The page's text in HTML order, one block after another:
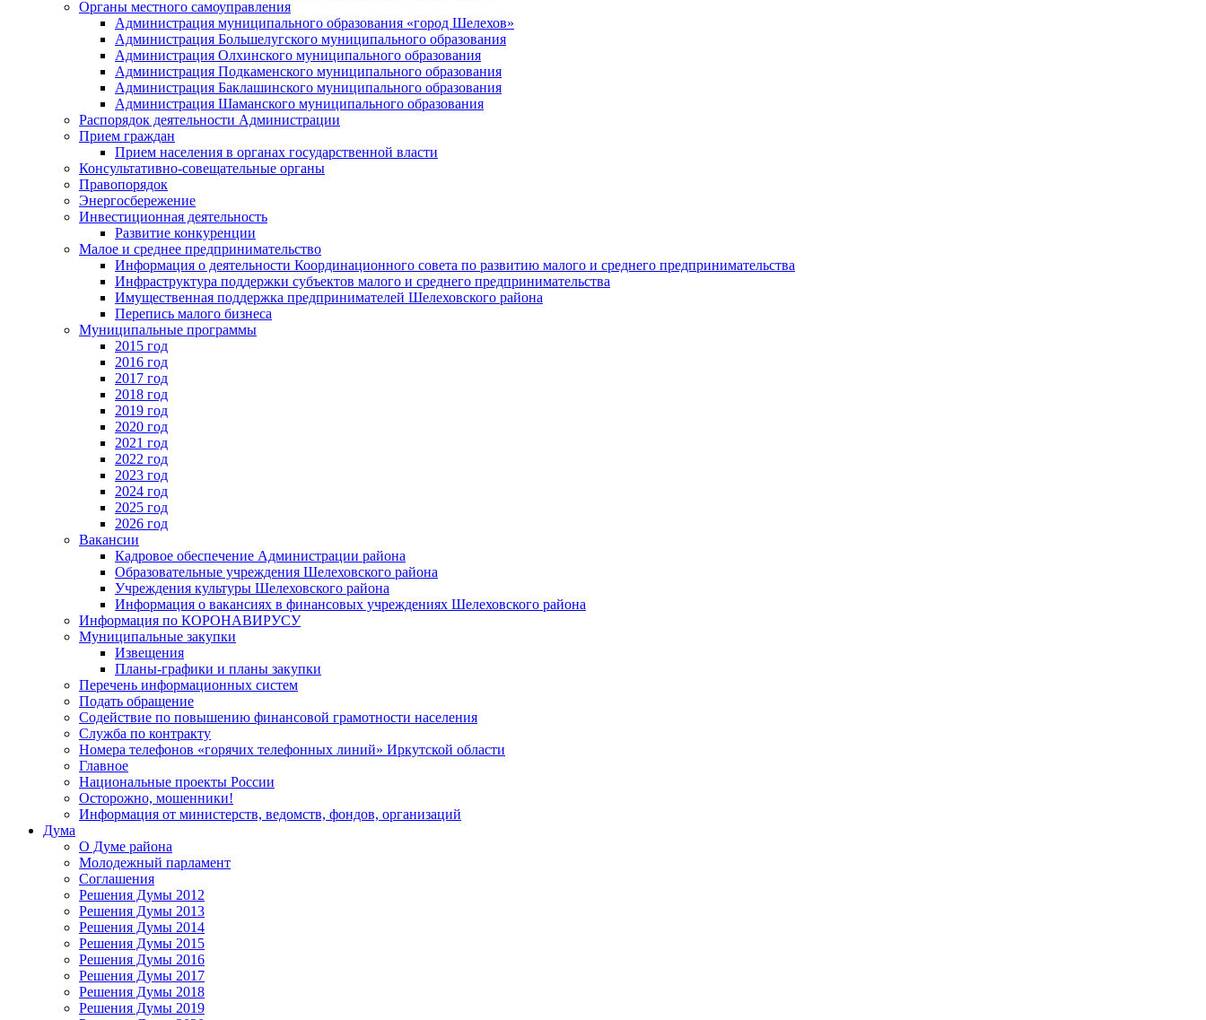
Органы местного самоуправления
Администрация муниципального образования «город Шелехов»
Администрация Большелугского муниципального образования
Администрация Олхинского муниципального образования
Администрация Подкаменского муниципального образования
Администрация Баклашинского муниципального образования
Администрация Шаманского муниципального образования
Распорядок деятельности Администрации
Прием граждан
Прием населения в органах государственной власти
Консультативно-совещательные органы
Правопорядок
Энергосбережение
Инвестиционная деятельность
Развитие конкуренции
Малое и среднее предпринимательство
Информация о деятельности Координационного совета по развитию малого и среднего предпринимательства
Инфраструктура поддержки субъектов малого и среднего предпринимательства
Имущественная поддержка предпринимателей Шелеховского района
Перепись малого бизнеса
Муниципальные программы
2015 год
2016 год
2017 год
2018 год
2019 год
2020 год
2021 год
2022 год
2023 год
2024 год
2025 год
2026 год
Вакансии
Кадровое обеспечение Администрации района
Образовательные учреждения Шелеховского района
Учреждения культуры Шелеховского района
Информация о вакансиях в финансовых учреждениях Шелеховского района
Информация по КОРОНАВИРУСУ
Муниципальные закупки
Извещения
Планы-графики и планы закупки
Перечень информационных систем
Подать обращение
Содействие по повышению финансовой грамотности населения
Служба по контракту
Номера телефонов «горячих телефонных линий» Иркутской области
Главное
Национальные проекты России
Осторожно, мошенники!
Информация от министерств, ведомств, фондов, организаций
Дума
О Думе района
Молодежный парламент
Соглашения
Решения Думы 2012
Решения Думы 2013
Решения Думы 2014
Решения Думы 2015
Решения Думы 2016
Решения Думы 2017
Решения Думы 2018
Решения Думы 2019